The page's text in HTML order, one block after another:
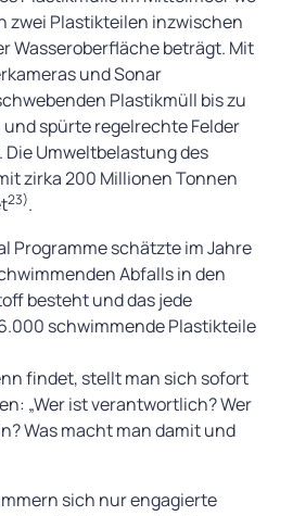
zwei Plastikteilen inzwischen
Wasseroberfläche beträgt. Mit
und Sonar
Plastikmüll bis zu
und spürte regelrechte Felder
Die Umweltbelastung des
zirka 200 Millionen Tonnen
23).
Programme schätzte im Jahre
Abfalls in den
besteht und das jede
schwimmende Plastikteile
findet, stellt man sich sofort
„Wer ist verantwortlich? Wer
Was macht man damit und
sich nur engagierte